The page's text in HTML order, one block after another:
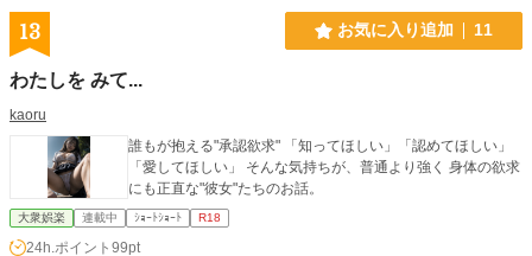
13 お気に入り追加 11
わたしを みて...
kaoru
誰もが抱える"承認欲求" 「知ってほしい」「認めてほしい」
「愛してほしい」 そんな気持ちが、普通より強く 身体の欲求
にも正直な"彼女"たちのお話。
大衆娯楽 連載中 ｼｮｰﾄｼｮｰﾄ R18
24h.ポイント 99pt